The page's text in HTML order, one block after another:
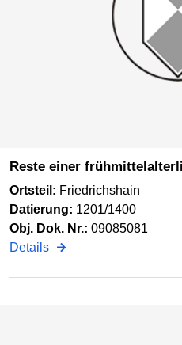
Reste einer
Ortsteil: Friedrichshain
Datierung: 1201/1400
Obj. Dok. Nr.: 09085081
Details